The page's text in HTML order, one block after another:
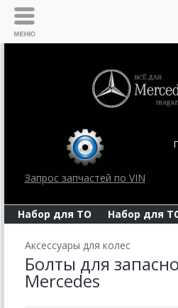
Запрос запчастей по VIN
Набор для ТО Набор для
Аксессуары для колес
Болты для
Mercedes